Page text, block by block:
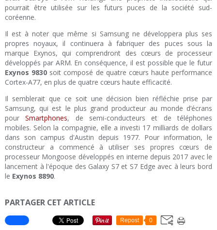
pourrait être utilisée sur les futurs puces de la société sud-
coréenne.
Il est à noter que même si Samsung ne développera plus ses
propres noyaux, il continuera à fabriquer des puces sous la
marque Exynos, qui comprendront des cœurs de processeur
développés par ARM. En conséquence, il est possible que le futur
Exynos 9830 soit composé de quatre cœurs haute performance
Cortex-A77, en plus de quatre cœurs haute efficacité.
Il semblerait que ce soit une décision bien réfléchie prise par
Samsung, qui est le plus grand producteur au monde d’écrans
pourSmartphones, de semi-conducteurs et de téléphones
mobiles. Selon la compagnie, elle a investi 17 milliards de dollars
dans son campus d'Austin depuis 1977. Pour information, le
constructeur a commencé à utiliser ses propres cœurs de
processeur Mongoose développés en interne depuis 2017 avec le
lancement à l'époque des Galaxy S7 et S7 Edge avec à leurs bord
le Exynos 8890.
PARTAGER CET ARTICLE
Repost 0